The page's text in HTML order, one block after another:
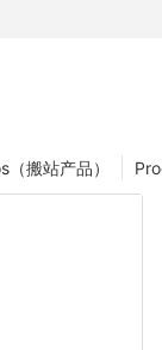
搬站产品）